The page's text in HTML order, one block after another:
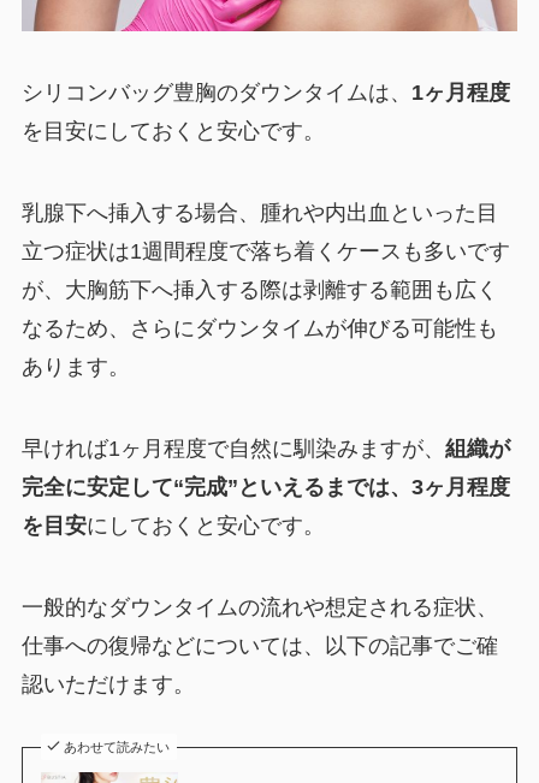
シリコンバッグ豊胸のダウンタイムは、 1ヶ月程度
を目安にしておくと安心です。
乳腺下へ挿入する場合、腫れや内出血といった目
立つ症状は1週間程度で落ち着くケースも多いです
が、大胸筋下へ挿入する際は剥離する範囲も広く
なるため、さらにダウンタイムが伸びる可能性も
あります。
早ければ1ヶ月程度で自然に馴染みますが、 組織が
完全に安定して“完成”といえるまでは、3ヶ月程度
を目安にしておくと安心です。
一般的なダウンタイムの流れや想定される症状、
仕事への復帰などについては、以下の記事でご確
認いただけます。
あわせて読みたい